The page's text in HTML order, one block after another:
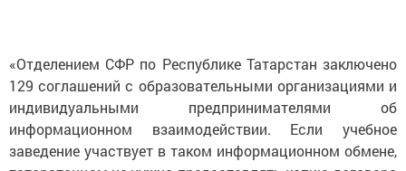
«Отделением СФР по Республике Татарстан заключено
129 соглашений с образовательными организациями и
индивидуальными предпринимателями об
информационном взаимодействии. Если учебное
заведение участвует в таком информационном обмене,